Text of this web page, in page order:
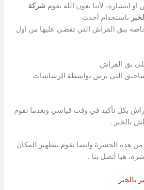
انتشاره، لأننا بعون الله تقوم شركة
باستخدام أحدث
ببق الفراش التي تقضي عليها من اول
بق الفراش
التي ترش بواسطة الرشاشات
بكل تأكيد في وقت قياسي وبعدما نقوم
بالخبر .
من هذه الحشرة وايضا نقوم بتطهير المكان
هيا أتصل بنا .
بالخبر